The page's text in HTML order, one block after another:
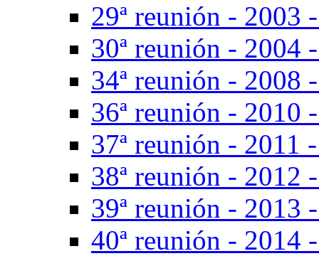
29ª reunión - 2003
30ª reunión - 2004
34ª reunión - 2008
36ª reunión - 2010
37ª reunión - 2011
38ª reunión - 2012
39ª reunión - 2013
40ª reunión - 2014